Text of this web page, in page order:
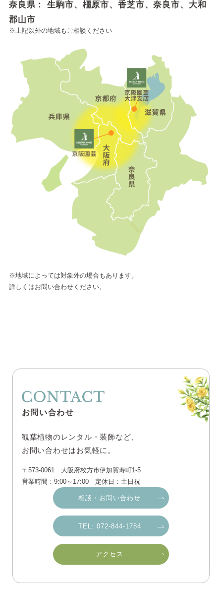
奈良県： 生駒市、橿原市、香芝市、奈良市、大和
郡山市
※上記以外の地域もご相談ください
※地域によっては対象外の場合もあります。
詳しくはお問い合わせください。
お問い合わせ
観葉植物のレンタル・装飾など、
お問い合わせはお気軽に。
〒573-0061 大阪府枚方市伊加賀寿町1-5
営業時間：9:00～17:00 定休日：土日祝
相談・お問い合わせ
TEL: 072-844-1784
アクセス